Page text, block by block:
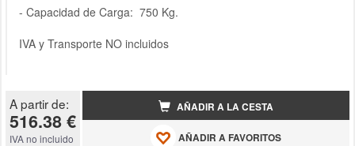
- Capacidad de Carga: 750 Kg.
IVA y Transporte NO incluidos
A partir de:
516.38 €
IVA no incluido
AÑADIR A LA CESTA
AÑADIR A FAVORITOS